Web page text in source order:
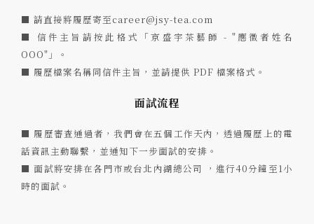
■ 請直接將履歷寄至career@jsy-tea.com
■ 信件主旨請按此格式「京盛宇茶藝師 - "應徵者姓名
OOO"」。
■ 履歷檔案名稱同信件主旨，並請提供 PDF 檔案格式。
面試流程
■ 履歷審查通過者，我們會在五個工作天內，透過履歷上的電
話資訊主動聯繫，並通知下一步面試的安排。
■ 面試將安排在各門市或台北內湖總公司 ，進行40分鐘至1小
時的面試。